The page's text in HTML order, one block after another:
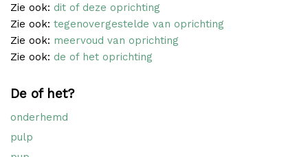
Zie ook: dit of deze oprichting
Zie ook: tegenovergestelde van oprichting
Zie ook: meervoud van oprichting
Zie ook: de of het oprichting
De of het?
onderhemd
pulp